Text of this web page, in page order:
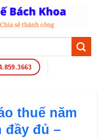
thuế năm
đầy đủ –